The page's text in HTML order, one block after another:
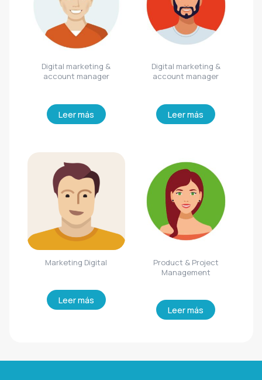
Digital marketing &
account manager
Leer más
Digital marketing &
account manager
Leer más
Marketing Digital
Leer más
Product & Project
Management
Leer más